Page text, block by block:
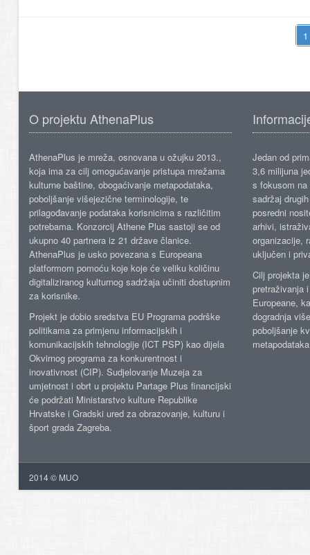
O projektu AthenaPlus
AthenaPlus je mreža, osnovana u ožujku 2013.,
koja ima za cilj omogućavanje pristupa mrežama
kulturne baštine, obogaćivanje metapodataka,
poboljšanje višejezične terminologije, te
prilagođavanje podataka korisnicima s različitim
potrebama. Konzorcij Athene Plus sastoji se od
ukupno 40 partnera iz 21 države članice.
AthenaPlus je usko povezana s Europeana
platformom pomoću koje koje će veliku količinu
digitaliziranog kulturnog sadržaja učiniti dostupnim
za korisnike.
Projekt je dobio sredstva EU Programa podrške
politikama za primjenu informacijskih i
komunikacijskih tehnologije (ICT PSP) kao dijela
Okvirnog programa za konkurentnost i
inovativnost (CIP). Sudjelovanje Muzeja za
umjetnost i obrt u projektu Partage Plus financijski
će podržati Ministarstvo kulture Republike
Hrvatske i Gradski ured za obrazovanje, kulturu i
šport grada Zagreba.
Jedan od
3,6 milijuna
s fokusom
sadržaj
posredni
arhivi,
organizacije,
uključen i
Cilj projekta
pretraživanja
Europeane,
dogradnja
poboljšanje
2014 © MUO